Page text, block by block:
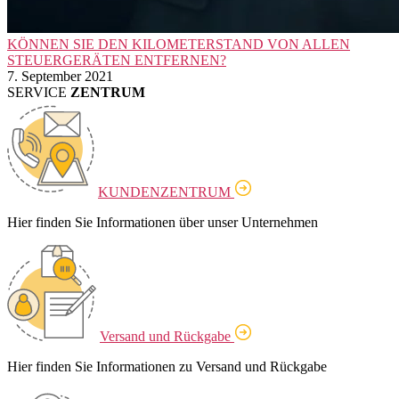
KÖNNEN SIE DEN KILOMETERSTAND VON ALLEN
STEUERGERÄTEN ENTFERNEN?
7. September 2021
SERVICE ZENTRUM
KUNDENZENTRUM
Hier finden Sie Informationen über unser Unternehmen
Versand und Rückgabe
Hier finden Sie Informationen zu Versand und Rückgabe